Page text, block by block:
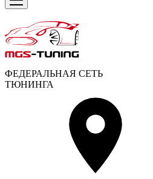
ФЕДЕРАЛЬНАЯ СЕТЬ
ТЮНИНГА